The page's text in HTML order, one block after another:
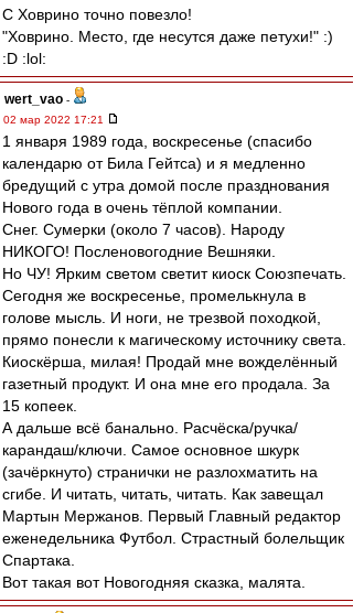
С Ховрино точно повезло!
"Ховрино. Место, где несутся даже петухи!" :)
:D :lol:
wert_vao -
02 мар 2022 17:21
1 января 1989 года, воскресенье (спасибо
календарю от Била Гейтса) и я медленно
бредущий с утра домой после празднования
Нового года в очень тёплой компании.
Снег. Сумерки (около 7 часов). Народу
НИКОГО! Посленовогодние Вешняки.
Но ЧУ! Ярким светом светит киоск Союзпечать.
Сегодня же воскресенье, промелькнула в
голове мысль. И ноги, не трезвой походкой,
прямо понесли к магическому источнику света.
Киоскёрша, милая! Продай мне вожделённый
газетный продукт. И она мне его продала. За
15 копеек.
А дальше всё банально. Расчёска/ручка/
карандаш/ключи. Самое основное шкурк
(зачёркнуто) странички не разлохматить на
сгибе. И читать, читать, читать. Как завещал
Мартын Мержанов. Первый Главный редактор
еженедельника Футбол. Страстный болельщик
Спартака.
Вот такая вот Новогодняя сказка, малята.